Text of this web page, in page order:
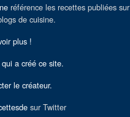
référence les recettes publiées sur
de cuisine.
plus !
a créé ce site.
le créateur.
sur Twitter